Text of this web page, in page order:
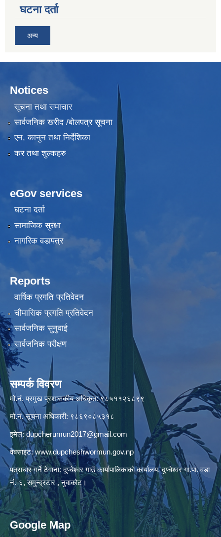
घटना दर्ता
अन्य
Notices
सूचना तथा समाचार
सार्वजनिक खरीद /बोलपत्र सूचना
एन, कानुन तथा निर्देशिका
कर तथा शुल्कहरु
eGov services
घटना दर्ता
सामाजिक सुरक्षा
नागरिक वडापत्र
Reports
वार्षिक प्रगति प्रतिवेदन
चौमासिक प्रगति प्रतिवेदन
सार्वजनिक सुनुवाई
सार्वजनिक परीक्षण
सम्पर्क विवरण
मो.नं. प्रमुख प्रशासकीय अधिकृत: ९८५११२६८९९
मो.नं. सूचना अधिकारी: ९८६९०८५३१८
इमेल:dupcherumun2017@gmail.com
वेबसाइट:www.dupcheshwormun.gov.np
पत्राचार गर्ने ठेगाना: दुप्चेश्वर गाउँ कार्यापालिकाको कार्यालय, दुप्चेश्वर गा.पा. वडा
नं.-६, समुन्द्रटार , नुवाकोट।
Google Map